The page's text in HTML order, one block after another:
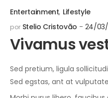
Entertainment, Lifestyle
por Stelio Cristovão 24/03/
Vivamus
Sed pretium, ligula
Sed egstas, ant at